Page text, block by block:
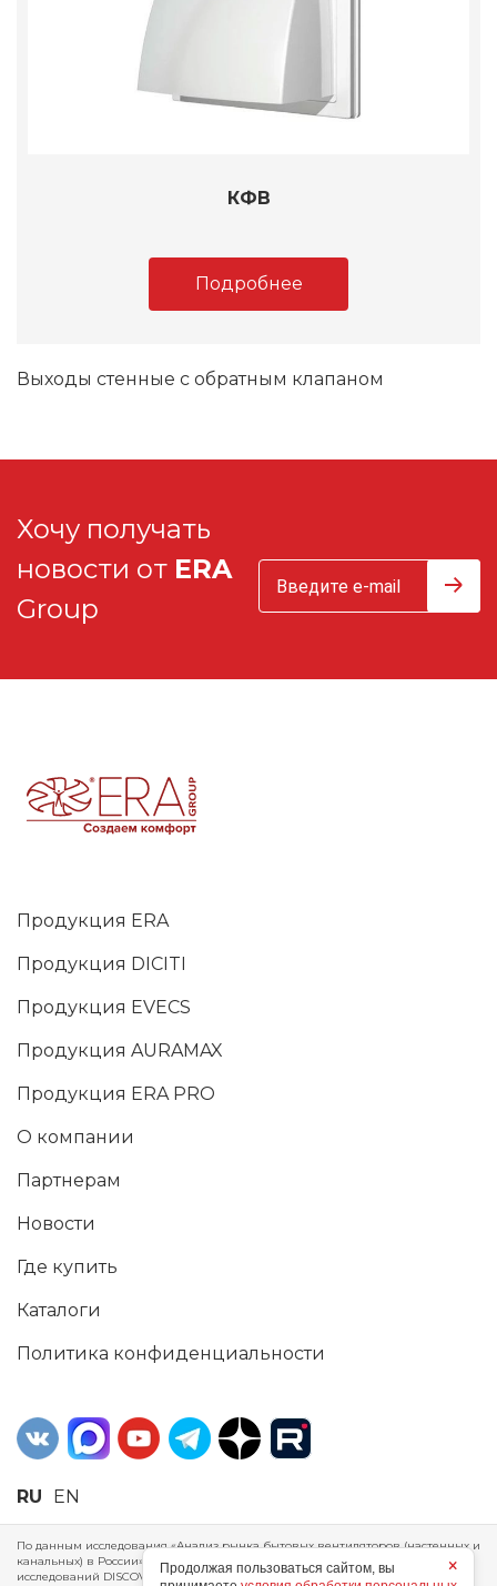
КФВ
Подробнее
Выходы стенные с обратным клапаном
Хочу получать
новости от ERA
Group
Продукция ERA
Продукция DICITI
Продукция EVECS
Продукция AURAMAX
Продукция ERA PRO
О компании
Партнерам
Новости
Где купить
Каталоги
Политика конфиденциальности
RU EN
По данным исследования «Анализ рынка бытовых вентиляторов (настенных и
канальных) в России», проведенного Агентством маркетинговых
исследований DISCOVERY RESEARCH Group, 2025 г. ERA Group (ООО «ЭРА»)
×
Продолжая пользоваться сайтом, вы